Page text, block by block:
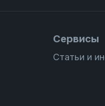
Сервисы
Статьи и